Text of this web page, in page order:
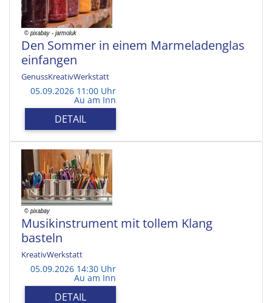
Den Sommer in einem Marmeladenglas
einfangen
GenussKreativWerkstatt
05.09.2026 11:00 Uhr
Au am Inn
DETAIL
Musikinstrument mit tollem Klang
basteln
KreativWerkstatt
05.09.2026 14:30 Uhr
Au am Inn
DETAIL